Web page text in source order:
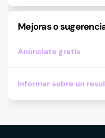
Mejoras o
Anúnciate gratis
Informar sobre un